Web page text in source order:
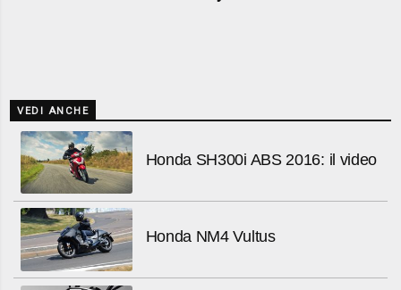
VEDI ANCHE
Honda SH300i ABS 2016: il video
Honda NM4 Vultus